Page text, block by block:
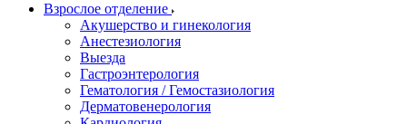
Взрослое отделение
Акушерство и гинекология
Анестезиология
Выезда
Гастроэнтерология
Гематология / Гемостазиология
Дерматовенерология